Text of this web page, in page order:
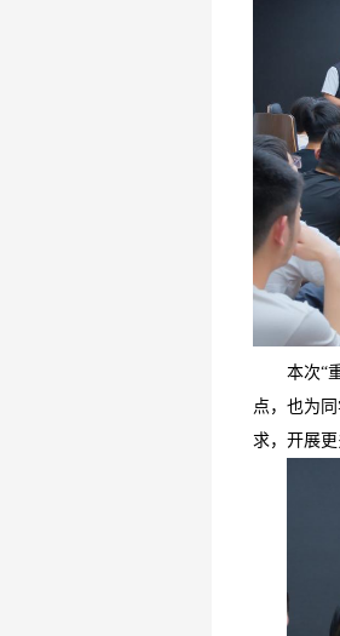
本次“
点，也为
求，开展